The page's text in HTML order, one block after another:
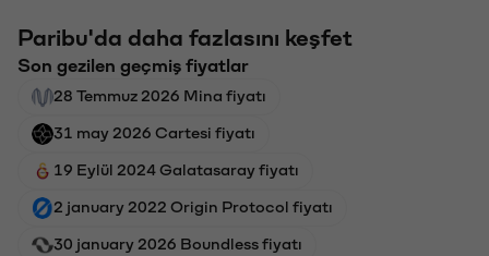
Paribu'da daha fazlasını keşfet
Son gezilen geçmiş fiyatlar
28 Temmuz 2026 Mina fiyatı
31 may 2026 Cartesi fiyatı
19 Eylül 2024 Galatasaray fiyatı
2 january 2022 Origin Protocol fiyatı
30 january 2026 Boundless fiyatı